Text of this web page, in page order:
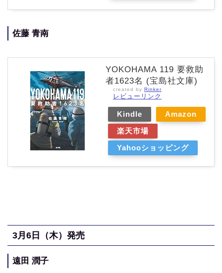
佐藤 青南
YOKOHAMA 119 要救助
者1623名 (宝島社文庫)
created by Rinker
レビューリンク
Kindle
Amazon
楽天市場
Yahooショッピング
3月6日（木）発売
遠田 潤子